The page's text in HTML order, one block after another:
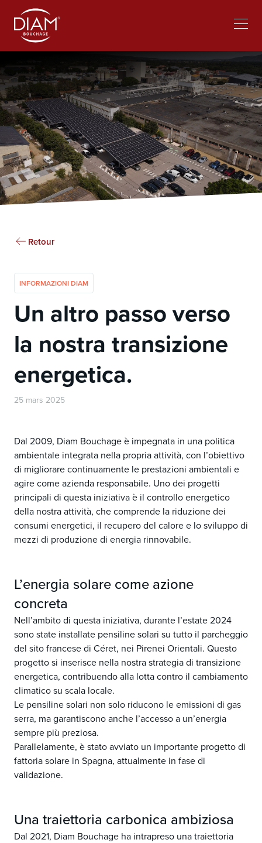
language
Retour
INFORMAZIONI DIAM
Un altro passo verso
la nostra transizione
energetica.
25 mars 2025
Dal 2009, Diam Bouchage è impegnata in una politica
ambientale integrata nella propria attività, con l’obiettivo
di migliorare continuamente le prestazioni ambientali e
agire come azienda responsabile. Uno dei progetti
principali di questa iniziativa è il controllo energetico
della nostra attività, che comprende la riduzione dei
consumi energetici, il recupero del calore e lo sviluppo di
mezzi di produzione di energia rinnovabile.
L’energia solare come azione
concreta
Nell’ambito di questa iniziativa, durante l’estate 2024
sono state installate pensiline solari su tutto il parcheggio
del sito francese di Céret, nei Pirenei Orientali. Questo
progetto si inserisce nella nostra strategia di transizione
energetica, contribuendo alla lotta contro il cambiamento
climatico su scala locale.
Le pensiline solari non solo riducono le emissioni di gas
serra, ma garantiscono anche l’accesso a un’energia
sempre più preziosa.
Parallelamente, è stato avviato un importante progetto di
fattoria solare in Spagna, attualmente in fase di
validazione.
Una traiettoria carbonica ambiziosa
Dal 2021, Diam Bouchage ha intrapreso una traiettoria